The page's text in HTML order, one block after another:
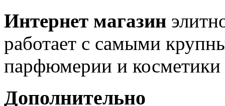
Интернет магазин
работает с самыми
парфюмерии и
Дополнительно